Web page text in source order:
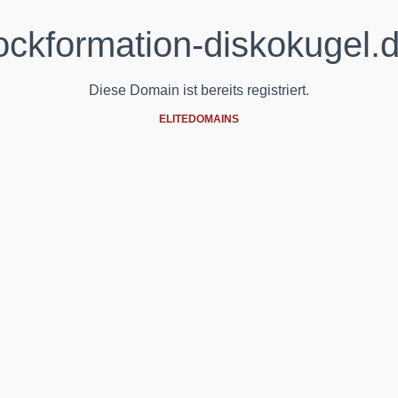
Diese Domain ist bereits registriert.
ELITEDOMAINS